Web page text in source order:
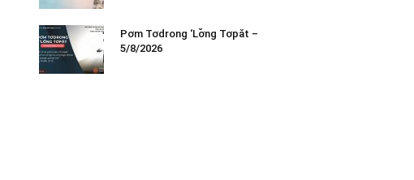
Pơm Tơdrong ‘Lơ̆ng Tơpăt –
5/8/2026